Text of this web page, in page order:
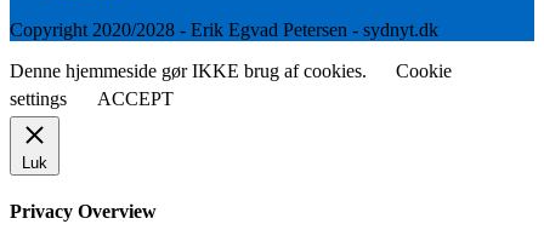
Copyright 2020/2028 - Erik Egvad Petersen - sydnyt.dk
Denne hjemmeside gør IKKE brug af cookies.
Cookie
settings
ACCEPT
Luk
Privacy Overview